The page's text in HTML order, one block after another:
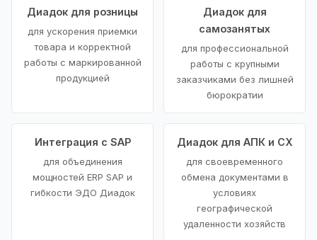
Диадок для розницы
для ускорения приемки
товара и корректной
работы с маркированной
продукцией
Диадок для
самозанятых
для профессиональной
работы с крупными
заказчиками без лишней
бюрократии
Интеграция с SAP
для объединения
мощностей ERP SAP и
гибкости ЭДО Диадок
Диадок для АПК и СХ
для своевременного
обмена документами в
условиях
географической
удаленности хозяйств